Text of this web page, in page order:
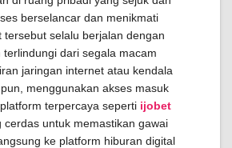
berselancar dan menikmati
tersebut selalu berjalan dengan
dari segala macam
jaringan internet atau kendala
menggunakan akses masuk
terpercaya seperti ijobet
cerdas untuk memastikan gawai
ke platform hiburan digital